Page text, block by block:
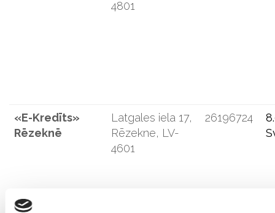
4801
«E-Kredīts»
Rēzeknē
Latgales iela 17,
Rēzekne, LV-
4601
26196724